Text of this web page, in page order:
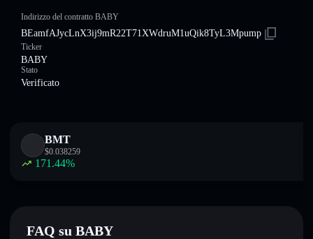
Indirizzo del contratto BABY
BEamfAJycLnX3ij9mR22T71XWdruM1uQik8TyL3Mpump
Ticker
BABY
Stato
Verificato
BMT
$0.038259
171.44%
FAQ su BABY